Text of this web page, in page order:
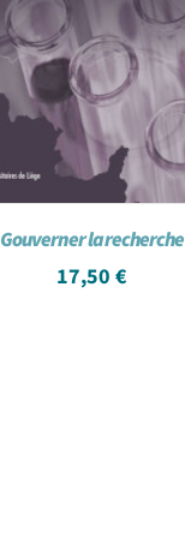
Gouverner la recherche
17,50€